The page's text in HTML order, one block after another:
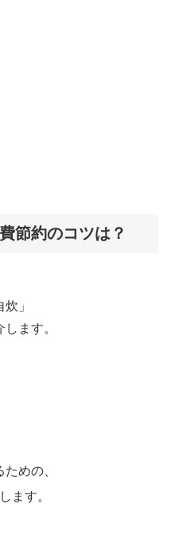
節約のコツは？
」
ます。
めの、
ます。